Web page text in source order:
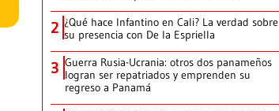
2 ¿Qué hace Infantino en Cali? La verdad sobre
su presencia con De la Espriella
3 Guerra Rusia-Ucrania: otros dos panameños
logran ser repatriados y emprenden su
regreso a Panamá